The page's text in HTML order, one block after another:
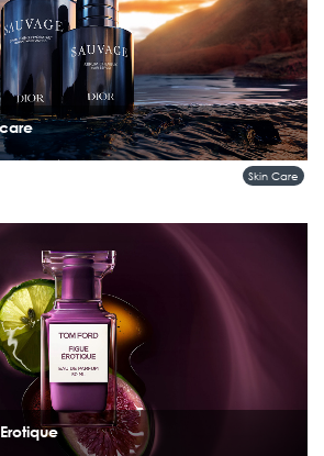
เป็นชายที่เป็นอิสระและเป็นธรรมชาติอย่างแท้จริง ด้วย
Mencare จึงนำเสนอการดูแลผิวจากส่วนผสมจาก
Skin Care